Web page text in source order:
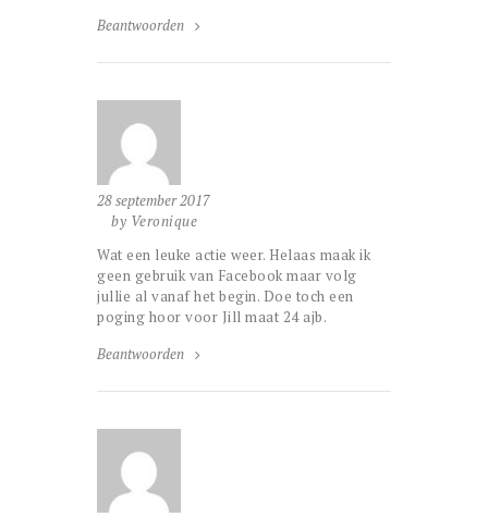
Beantwoorden
28 september 2017
by Veronique
Wat een leuke actie weer. Helaas maak ik
geen gebruik van Facebook maar volg
jullie al vanaf het begin. Doe toch een
poging hoor voor Jill maat 24 ajb.
Beantwoorden